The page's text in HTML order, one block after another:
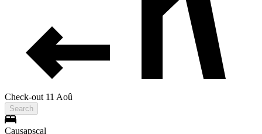
Check-out 11 Aoû
Search
Causapscal